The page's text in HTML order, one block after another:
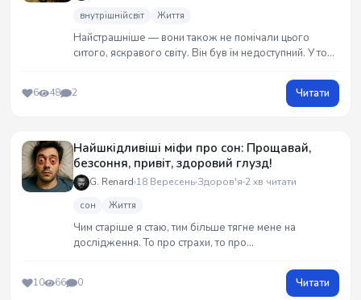
внутрішнійсвіт Життя
Найстрашніше — вони також не помічали цього
ситого, яскравого світу. Він був їм недоступний. У той
реальності, між якими стерлися межі. Ця картина —
дівчинка, чоловік, кошеня — залишиться зі мною
6 48 2 Читати
Найшкідливіші міфи про сон: Прощавай,
безсоння, привіт, здоровий глузд!
G. Renard 18 ВересеньЗдоров'я 2 хв читати
сон Життя
Чим старіше я стаю, тим більше тягне мене на
дослідження. То про страхи, то про
цікава тема бо я частенько як ведмідь можу
вирубитись посеред дня на годинку, або взагалі до
10 66 0 Читати